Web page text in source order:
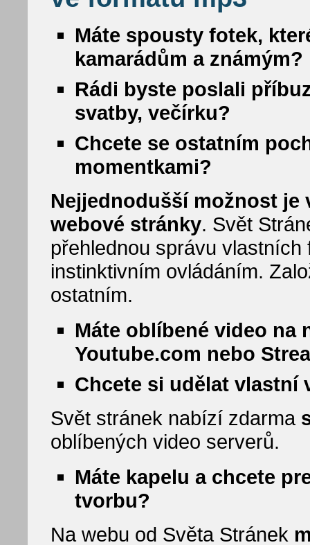
Máte spousty fotek,
kamarádům a známým?
Rádi byste poslali
svatby, večírku?
Chcete se ostatním
momentkami?
Nejjednodušší možnost
webové stránky. Svět
přehlednou správu
instinktivním ovládáním.
ostatním.
Máte oblíbené video na
Youtube.com nebo
Chcete si udělat vlastní
Svět stránek nabízí zdarma
oblíbených video serverů.
Máte kapelu a chcete
tvorbu?
Na webu od Světa Stránek